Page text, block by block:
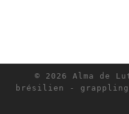
© 2026 Alma de
brésilien - grappling